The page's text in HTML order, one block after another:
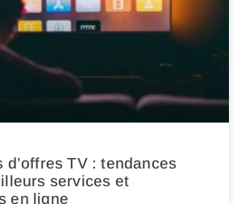
d’offres TV : tendances
services et
en ligne